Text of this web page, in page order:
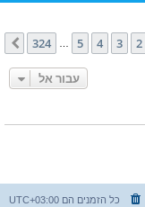
2
3
4
5
324 הבא
עבור אל
כל הזמנים הם UTC+03:00